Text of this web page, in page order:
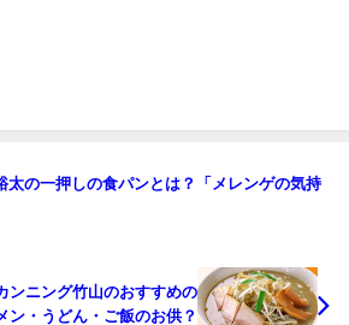
太の一押しの食パンとは？「メレンゲの気持
ンニング竹山のおすすめの
ン・うどん・ご飯のお供？